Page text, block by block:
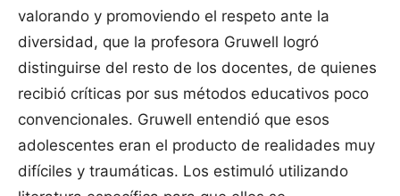
valorando y promoviendo el respeto ante la
diversidad, que la profesora Gruwell logró
distinguirse del resto de los docentes, de quienes
recibió críticas por sus métodos educativos poco
convencionales. Gruwell entendió que esos
adolescentes eran el producto de realidades muy
difíciles y traumáticas. Los estimuló utilizando